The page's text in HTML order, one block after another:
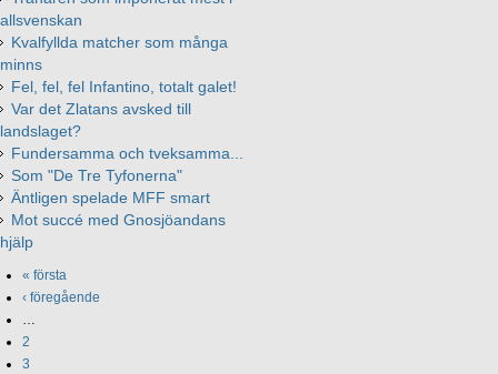
allsvenskan
Kvalfyllda matcher som många
minns
Fel, fel, fel Infantino, totalt galet!
Var det Zlatans avsked till
landslaget?
Fundersamma och tveksamma...
Som "De Tre Tyfonerna"
Äntligen spelade MFF smart
Mot succé med Gnosjöandans
hjälp
« första
‹ föregående
…
2
3